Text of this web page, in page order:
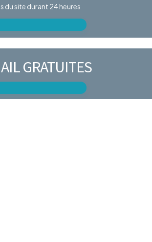
du site durant 24 heures
GRATUITES